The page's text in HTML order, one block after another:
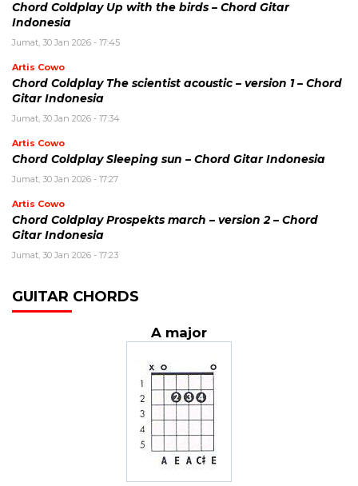
Chord Coldplay Up with the birds – Chord Gitar
Indonesia
Jumat, 30 Jan 2026 - 17:45
Artis Cowo
Chord Coldplay The scientist acoustic – version 1 – Chord
Gitar Indonesia
Jumat, 30 Jan 2026 - 17:34
Artis Cowo
Chord Coldplay Sleeping sun – Chord Gitar Indonesia
Jumat, 30 Jan 2026 - 17:27
Artis Cowo
Chord Coldplay Prospekts march – version 2 – Chord
Gitar Indonesia
Jumat, 30 Jan 2026 - 17:23
GUITAR CHORDS
A major